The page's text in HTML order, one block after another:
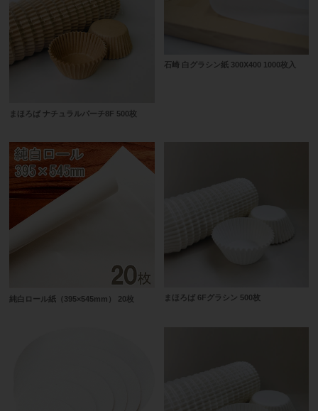
まほろば ナチュラルパーチ8F 500枚
石崎 白グラシン紙 300X400 1000枚入
純白ロール紙（395×545mm） 20枚 まほろば 6Fグラシン 500枚